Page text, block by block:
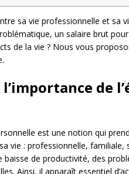
sa vie professionnelle et sa
un salaire brut
de la vie ? Nous vous
de
est une notion qui
vie : professionnelle,
baisse de productivité, des
Ainsi, il apparaît essentiel